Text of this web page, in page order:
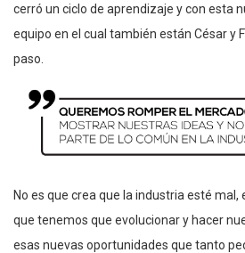
cerró un ciclo de aprendizaje y con esta
equipo en el cual también están César y
paso.
No es que crea que la industria esté mal,
que tenemos que evolucionar y hacer
esas nuevas oportunidades que tanto